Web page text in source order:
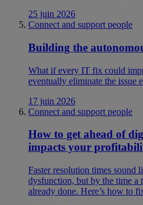
25 juin 2026
Connect and support people
Building the
What if every IT fix could
eventually eliminate the issue
17 juin 2026
Connect and support people
How to get ahead of
impacts your
Faster resolution times sound
dysfunction, but by the time a
already done. Here’s how to